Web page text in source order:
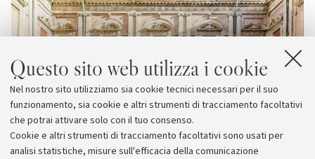
Questo sito web utilizza i cookie
Nel nostro sito utilizziamo sia cookie tecnici necessari per il suo
funzionamento, sia cookie e altri strumenti di tracciamento facoltativi
che potrai attivare solo con il tuo consenso.
Cookie e altri strumenti di tracciamento facoltativi sono usati per
analisi statistiche, misure sull'efficacia della comunicazione